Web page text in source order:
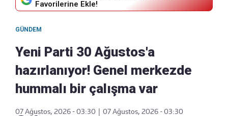
Favorilerine Ekle!
GÜNDEM
Yeni Parti 30 Ağustos'a
hazırlanıyor! Genel merkezde
hummalı bir çalışma var
07 Ağustos, 2026 - 03:30
07 Ağustos, 2026 - 03:30